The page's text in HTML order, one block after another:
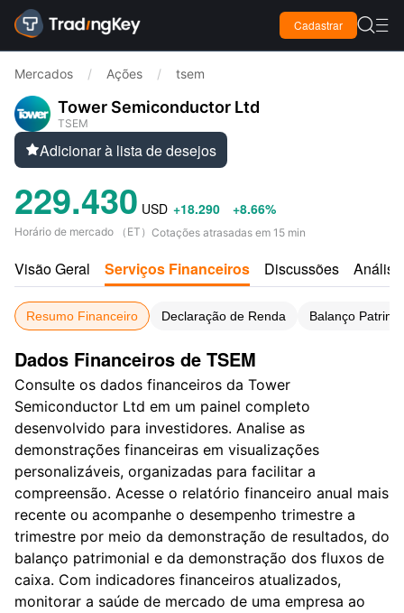
Cadastrar  
Mercados / Ações / tsem
Tower Semiconductor Ltd
TSEM
Adicionar à lista de desejos
229.430 USD +18.290 +8.66%
Horário de mercado （ ET ） Cotações atrasadas em 15 min
Visão Geral Serviços Financeiros Discussões
Resumo Financeiro Declaração de Renda Balanço
Dados Financeiros de TSEM
Consulte os dados financeiros da Tower
Semiconductor Ltd em um painel completo
desenvolvido para investidores. Analise as
demonstrações financeiras em visualizações
personalizáveis, organizadas para facilitar a
compreensão. Acesse o relatório financeiro anual mais
recente ou acompanhe o desempenho trimestre a
trimestre por meio da demonstração de resultados, do
balanço patrimonial e da demonstração dos fluxos de
caixa. Com indicadores financeiros atualizados,
monitorar a saúde de mercado de uma empresa ao